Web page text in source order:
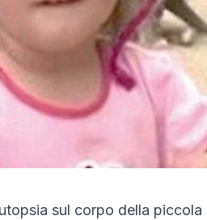
sul corpo della piccola